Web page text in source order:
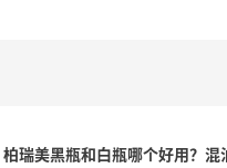
柏瑞美黑瓶和白瓶哪个好用？混